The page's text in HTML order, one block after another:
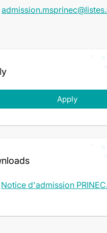
Apply
Notice d'admission